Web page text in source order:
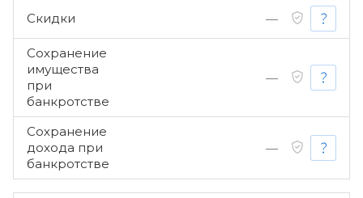
Скидки —
Сохранение
имущества
при
банкротстве
—
Сохранение
дохода при
банкротстве
—